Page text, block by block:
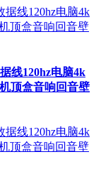
线120hz电脑4k
顶盒音响回音壁